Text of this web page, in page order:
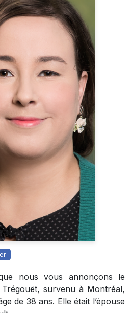
nous vous annonçons le
survenu à Montréal,
de 38 ans. Elle était l’épouse